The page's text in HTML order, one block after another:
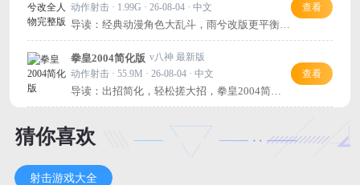
动作射击 · 1.99G · 26-08-04 · 中文
导读：经典动漫角色大乱斗，雨兮改版更平衡流
畅，重温童年热血！
查看
拳皇2004简化版 v八神 最新版
动作射击 · 55.9M · 26-08-04 · 中文
导读：出招简化，轻松搓大招，拳皇2004简化
版值得一试！
查看
猜你喜欢
射击游戏大全